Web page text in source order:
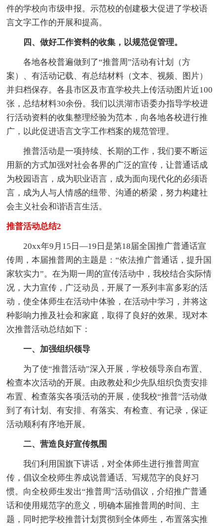
件的学校向市级申报。示范校的创建极大促进了学校语
言文字工作的开展和提高。
四、做好工作资料的收集，以规范促管理。
各地各校普遍做到了“推普周”活动有计划（方
案）、有活动记载、有总结材料（文本、视频、图片）
并归档保存。各县市区及市直学校共上传活动图片近100
张，总结材料30余份。我们以洪湖市语委办指导学校进
行活动资料的收集整理经验为范本，向各地各校进行推
广，以此促进语言文字工作档案的规范管理。
推普活动是一项持续、长期的工作，我们要不断运
用新的方式加强对社会各界的广泛的宣传，让普通话成
为校园语言，成为职业语言，成为面向现代化的必须语
言，成为人与人情感的纽带、沟通的桥梁，努力构建社
会主义社会和谐语言生活。
推普活动总结2
20xx年9月15日—19日是第18届全国推广普通话宣
传周，本届推普周的主题是：“依法推广普通话，提升国
家软实力”。在为期一周的宣传活动中，我校结合实际情
况，大力宣传，广泛动员，开展了一系列丰富多彩的活
动，使全体师生在活动中体验，在活动中学习，并将这
种影响力推及社会和家庭，取得了良好的效果。现对本
次推普活动总结如下：
一、加强组织领导
为了使“推普活动”深入开展，学校领导亲自布置、
检查本次活动的开展。由政教处和少先队组织负责安排
布置、检查落实各项活动的开展，使我校“推普”活动做
到了有计划、有安排、有落实、有检查、有记录，保证
活动顺利有序地开展。
二、营造良好宣传氛围
我们利用国旗下讲话，对全体师生进行推普周宣
传，倡议全校师生养成说普通话、写规范字的良好习
惯。向全校师生发出“推普周”活动倡议，介绍推广普通
话和使用规范字的意义，明确本届推普周的时间、主
题，同时把学校推普计划贯彻到全体师生，布置落实推